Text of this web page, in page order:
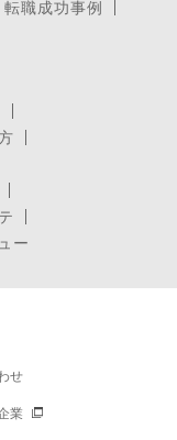
転職成功事例
ー
せ
業